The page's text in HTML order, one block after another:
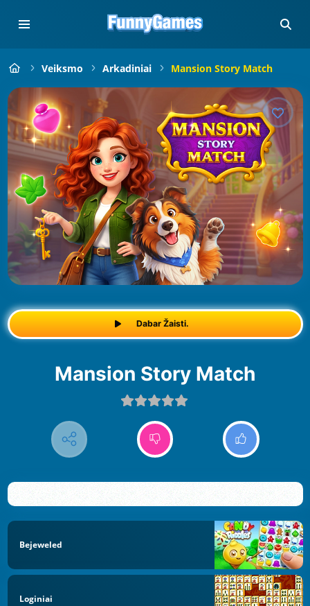
Veiksmo Arkadiniai Mansion Story Match
Dabar Žaisti.
Mansion Story Match
Bejeweled
Loginiai